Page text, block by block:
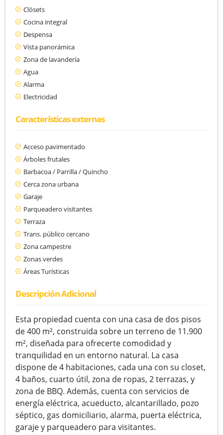
Clósets
Cocina integral
Despensa
Vista panorámica
Zona de lavandería
Agua
Alarma
Electricidad
Características externas
Acceso pavimentado
Árboles frutales
Barbacoa / Parrilla / Quincho
Cerca zona urbana
Garaje
Parqueadero visitantes
Terraza
Trans. público cercano
Zona campestre
Zonas verdes
Áreas Turísticas
Descripción Adicional
Esta propiedad cuenta con una casa de dos pisos
de 400 m², construida sobre un terreno de 11.900
m², diseñada para ofrecerte comodidad y
tranquilidad en un entorno natural. La casa
dispone de 4 habitaciones, cada una con su closet,
4 baños, cuarto útil, zona de ropas, 2 terrazas, y
zona de BBQ. Además, cuenta con servicios de
energía eléctrica, acueducto, alcantarillado, pozo
séptico, gas domiciliario, alarma, puerta eléctrica,
garaje y parqueadero para visitantes.